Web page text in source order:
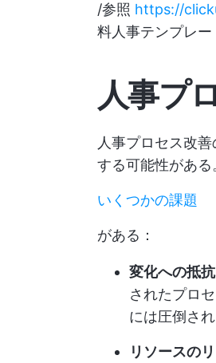
/参照 https://
料人事テンプレ
人事プ
人事プロセス改
する可能性がある
いくつかの課題
がある：
変化への抵
されたプロ
には圧倒さ
リソースの